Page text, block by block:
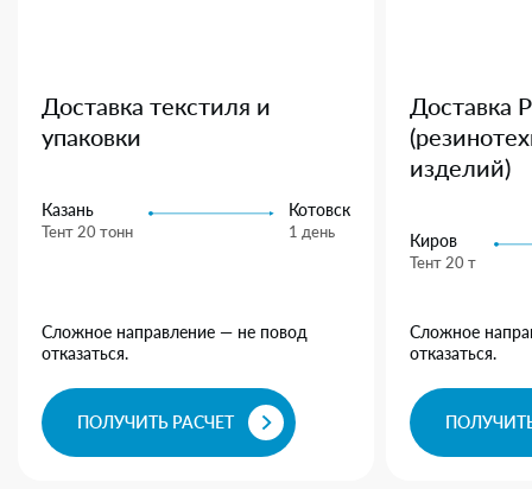
Доставка текстиля и
упаковки
Казань
Тент 20 тонн
Котовск
1 день
Сложное направление — не повод
отказаться.
ПОЛУЧИТЬ РАСЧЕТ
Доставка
изделий)
Киров
Тент 20 т
Сложное
отказаться.